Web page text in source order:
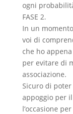
ogni
FASE 2.
In un
voi di
che ho
per evitare di
associazione.
Sicuro di
appoggio per
l’occasione